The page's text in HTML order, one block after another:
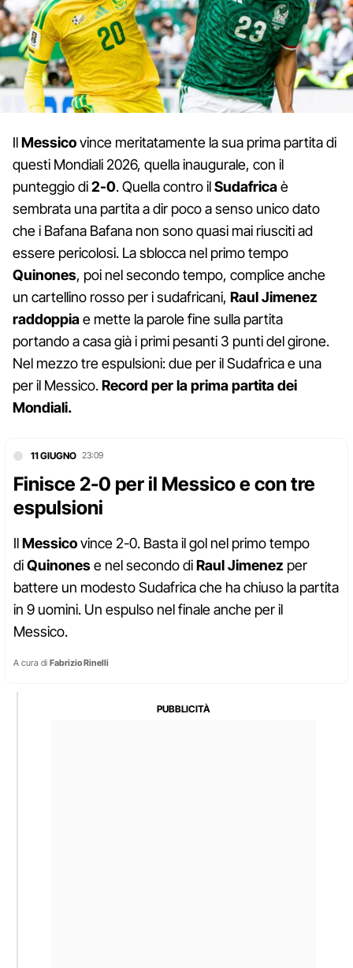
IlMessicovince meritatamente la sua prima partita di
questi Mondiali 2026, quella inaugurale, con il
punteggio di2-0. Quella contro ilSudafricaè
sembrata una partita a dir poco a senso unico dato
che i Bafana Bafana non sono quasi mai riusciti ad
essere pericolosi. La sblocca nel primo tempo
Quinones, poi nel secondo tempo, complice anche
un cartellino rosso per i sudafricani, Raul Jimenez
raddoppiae mette la parole fine sulla partita
portando a casa già i primi pesanti 3 punti del girone.
Nel mezzo tre espulsioni: due per il Sudafrica e una
per il Messico.Record per la prima partita dei
Mondiali.
11 GIUGNO 23:09
Finisce 2-0 per il Messico e con tre
espulsioni
IlMessicovince 2-0. Basta il gol nel primo tempo
diQuinonese nel secondo diRaul Jimenez per
battere un modesto Sudafrica che ha chiuso la partita
in 9 uomini. Un espulso nel finale anche per il
Messico.
A cura di Fabrizio Rinelli